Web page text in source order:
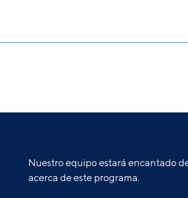
Nuestro equipo estará encantado
acerca de este programa.